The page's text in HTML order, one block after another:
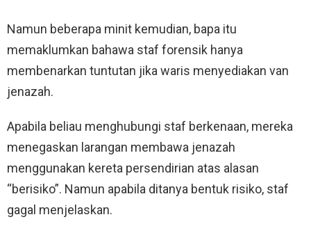
Namun beberapa minit kemudian, bapa itu
memaklumkan bahawa staf forensik hanya
membenarkan tuntutan jika waris menyediakan van
jenazah.
Apabila beliau menghubungi staf berkenaan, mereka
menegaskan larangan membawa jenazah
menggunakan kereta persendirian atas alasan
“berisiko”. Namun apabila ditanya bentuk risiko, staf
gagal menjelaskan.